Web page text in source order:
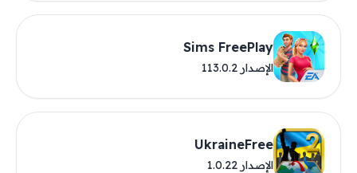
Sims FreePlay
الإصدار 113.0.2
UkraineFree
الإصدار 1.0.22